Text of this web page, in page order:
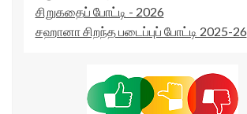
சிறுகதைப் போட்டி - 2026
சஹானா சிறந்த படைப்புப் போட்டி 2025-26